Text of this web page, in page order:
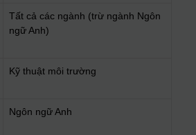
Tất cả các ngành (trừ ngành Ngôn
ngữ Anh)
Kỹ thuật môi trường
Ngôn ngữ Anh